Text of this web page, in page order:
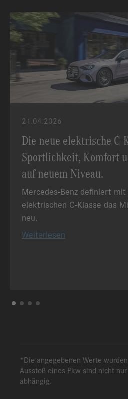
21.04.2026
Die neue elektrische C-
Sportlichkeit, Komfort
auf neuem Niveau.
Mercedes-Benz definiert mit
elektrischen C-Klasse das
neu.
Weiterlesen
*Die angegebenen Werte
Ausstoß eines Pkw sind nicht
abhängig.